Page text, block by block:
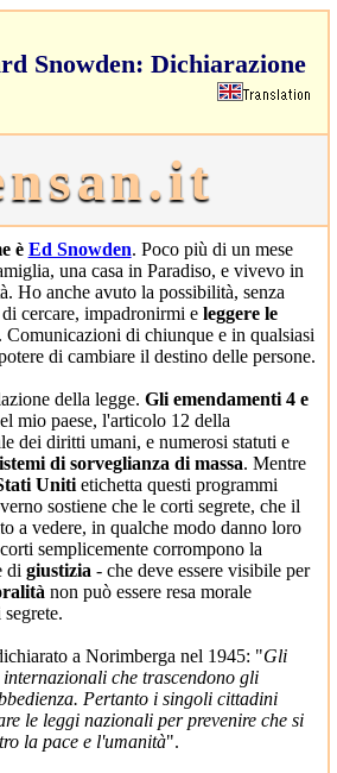
Snowden: Dichiarazione
è Ed Snowden. Poco più di un mese
una casa in Paradiso, e vivevo in
Ho anche avuto la possibilità, senza
cercare, impadronirmi e leggere le
. Comunicazioni di chiunque e in qualsiasi
di cambiare il destino delle persone.
della legge. Gli emendamenti 4 e
mio paese, l'articolo 12 della
dei diritti umani, e numerosi statuti e
di sorveglianza di massa. Mentre
Uniti etichetta questi programmi
sostiene che le corti segrete, che il
a vedere, in qualche modo danno loro
semplicemente corrompono la
di giustizia - che deve essere visibile per
non può essere resa morale
a Norimberga nel 1945: "Gli
che trascendono gli
Pertanto i singoli cittadini
le leggi nazionali per prevenire che si
la pace e l'umanità".